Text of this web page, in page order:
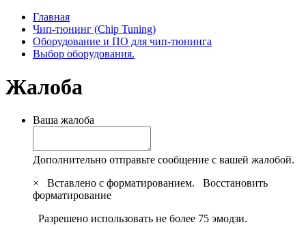
Главная
Чип-тюнинг (Chip Tuning)
Оборудование и ПО для чип-тюнинга
Выбор оборудования.
Жалоба
Ваша жалоба
Дополнительно отправьте сообщение с вашей жалобой.
×
Вставлено с форматированием. Восстановить
форматирование
Разрешено использовать не более 75 эмодзи.